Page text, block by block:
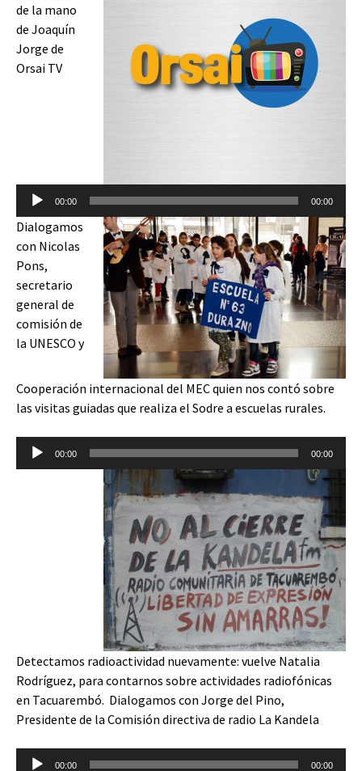
de la mano
de Joaquín
Jorge de
Orsai TV
00:00 00:00
Dialogamos
con Nicolas
Pons,
secretario
general de
comisión de
la UNESCO y
Cooperación internacional del MEC quien nos contó sobre
las visitas guiadas que realiza el Sodre a escuelas rurales.
Reproductor
00:00 00:00
Detectamos radioactividad nuevamente: vuelve Natalia
Rodríguez, para contarnos sobre actividades radiofónicas
en Tacuarembó. Dialogamos con Jorge del Pino,
Presidente de la Comisión directiva de radio La Kandela
Reproductor
00:00 00:00